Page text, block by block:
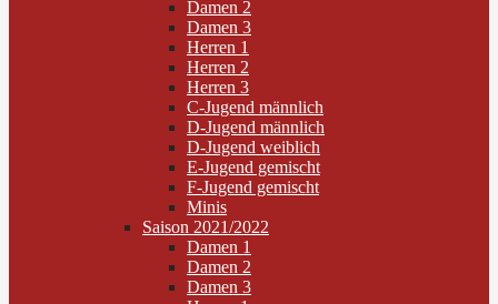
Damen 2
Damen 3
Herren 1
Herren 2
Herren 3
C-Jugend männlich
D-Jugend männlich
D-Jugend weiblich
E-Jugend gemischt
F-Jugend gemischt
Minis
Saison 2021/2022
Damen 1
Damen 2
Damen 3